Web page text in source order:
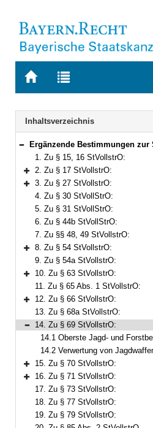
Zur
BAYERN.RECHT
Zur
letzten
Suche
Navigation
Inhaltsverzeichnis
Bereich reduzieren
Ergänzende Bestimmungen
1. Zu § 15, 16 StVollstrO:
Bereich erweitern
2. Zu § 17 StVollstrO:
Bereich erweitern
3. Zu § 27 StVollstrO:
4. Zu § 30 StVollStrO:
5. Zu § 31 StVollStrO:
6. Zu § 44b StVollStrO:
7. Zu §§ 48, 49 StVollstrO:
Bereich erweitern
8. Zu § 54 StVollstrO:
9. Zu § 54a StVollstrO:
Bereich erweitern
10. Zu § 63 StVollstrO:
11. Zu § 65 Abs. 1 StVollstrO:
Bereich erweitern
12. Zu § 66 StVollstrO:
13. Zu § 68a StVollstrO:
Bereich reduzieren
14. Zu § 69 StVollstrO:
14.1 Oberste Jagd- und
14.2 Verwertung von
Bereich erweitern
15. Zu § 70 StVollstrO:
Bereich erweitern
16. Zu § 71 StVollstrO:
17. Zu § 73 StVollstrO:
18. Zu § 77 StVollstrO:
19. Zu § 79 StVollstrO: